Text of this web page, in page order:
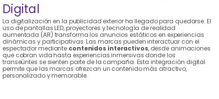
Digital
La digitalización en la publicidad exterior ha llegado para quedarse. El
uso de pantallas LED, proyectores y tecnología de realidad
aumentada (AR) transforma los anuncios estáticos en experiencias
dinámicas y participativas. Las marcas pueden interactuar con el
espectador mediante contenidos interactivos, desde animaciones
que cobran vida hasta experiencias inmersivas donde los
transeúntes se sienten parte de la campaña. Esta integración digital
permite que las marcas ofrezcan un contenido más atractivo,
personalizado y memorable.